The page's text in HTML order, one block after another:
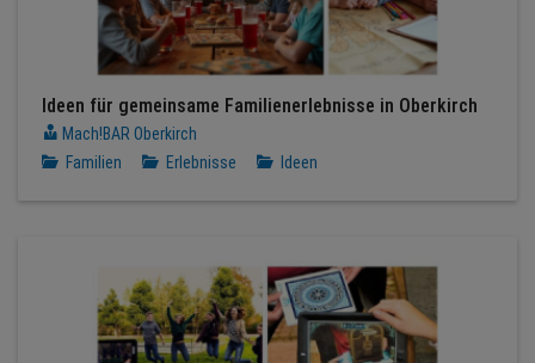
Ideen für gemeinsame Familienerlebnisse in Oberkirch
Mach!BAR Oberkirch
Familien
Erlebnisse Ideen